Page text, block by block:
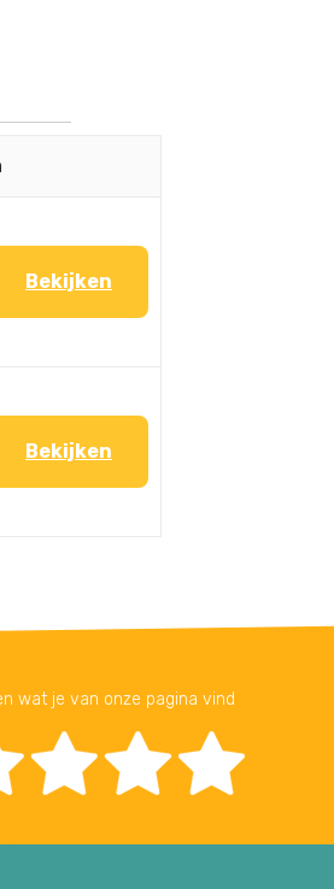
Bekijken
Bekijken
wat je van onze pagina vind